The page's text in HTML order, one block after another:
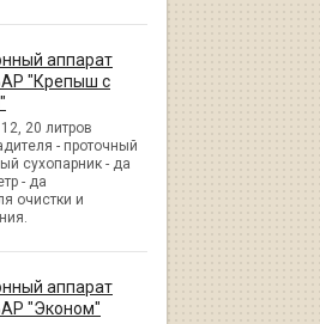
аппарат
"Крепыш с
20 литров
- проточный
сухопарник - да
- да
очистки и
аппарат
"Эконом"